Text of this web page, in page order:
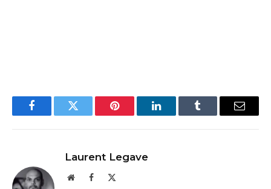
FacebookTwitter Pinterest LinkedInTumblr Email
Laurent Legave
WebsiteFacebook